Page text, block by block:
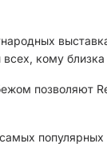
кому
позволяют